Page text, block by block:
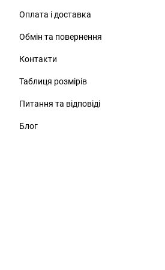
Оплата і доставка
Обмін та повернення
Контакти
Таблиця розмірів
Питання та відповіді
Блог